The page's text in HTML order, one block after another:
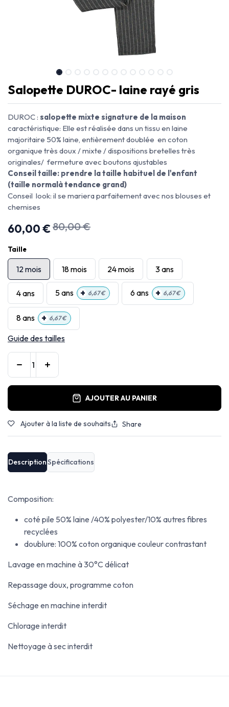
Salopette DUROC- laine rayé gris
DUROC : salopette mixte signature de la maison
caractéristique: Elle est réalisée dans un tissu en laine
majoritaire 50% laine, entièrement doublée en coton
organique très doux / mixte / dispositions bretelles très
originales/ fermeture avec boutons ajustables
Conseil taille: prendre la taille habituel de l'enfant
(taille normalà tendance grand)
Conseil look: il se mariera parfaitement avec nos blouses et
chemises
60,00€80,00€
Taille
12 mois 18 mois 24 mois 3 ans
4 ans 5 ans + 6,67€ 6 ans + 6,67€
8 ans + 6,67€
Guide des tailles
AJOUTER AU PANIER
Ajouter à la liste de souhaits Share
DescriptionSpécifications
Composition:
coté pile 50% laine /40% polyester/10% autres fibres
recyclées
doublure: 100% coton organique couleur contrastant
Lavage en machine à 30°C délicat
Repassage doux, programme coton
Séchage en machine interdit
Chlorage interdit
Nettoyage à sec interdit